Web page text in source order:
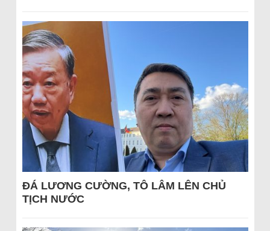
ĐÁ LƯƠNG CƯỜNG, TÔ LÂM LÊN CHỦ
TỊCH NƯỚC